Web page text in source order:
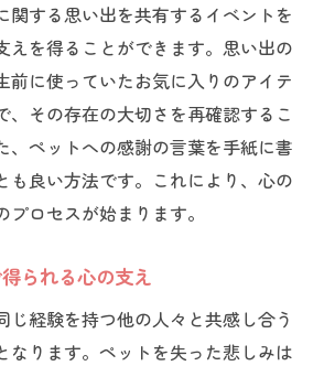
関する思い出を共有するイベントを
えを得ることができます。思い出の
前に使っていたお気に入りのアイテ
、その存在の大切さを再確認するこ
、ペットへの感謝の言葉を手紙に書
も良い方法です。これにより、心の
ロセスが始まります。
られる心の支え
じ経験を持つ他の人々と共感し合う
なります。ペットを失った悲しみは